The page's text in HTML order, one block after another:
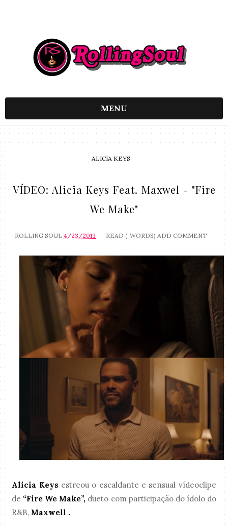
MENU
ALICIA KEYS
VÍDEO: Alicia Keys Feat. Maxwel - "Fire
We Make"
ROLLING SOUL 4/23/2013 READ ( WORDS) ADD COMMENT
Alicia Keys estreou o escaldante e sensual vídeoclipe
de “Fire We Make”, dueto com participação do ídolo do
R&B, Maxwell .